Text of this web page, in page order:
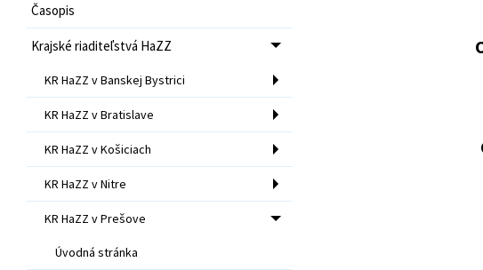
Časopis
Krajské riaditeľstvá HaZZ
KR HaZZ v Banskej Bystrici
KR HaZZ v Bratislave
KR HaZZ v Košiciach
KR HaZZ v Nitre
KR HaZZ v Prešove
Úvodná stránka